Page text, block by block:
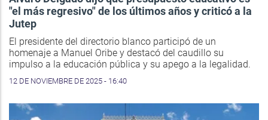
"el más regresivo" de los últimos años y criticó a la
Jutep
El presidente del directorio blanco participó de un
homenaje a Manuel Oribe y destacó del caudillo su
impulso a la educación pública y su apego a la legalidad.
12 DE NOVIEMBRE DE 2025 - 16:40